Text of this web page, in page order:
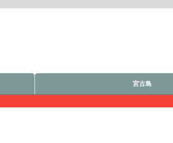
宮古島